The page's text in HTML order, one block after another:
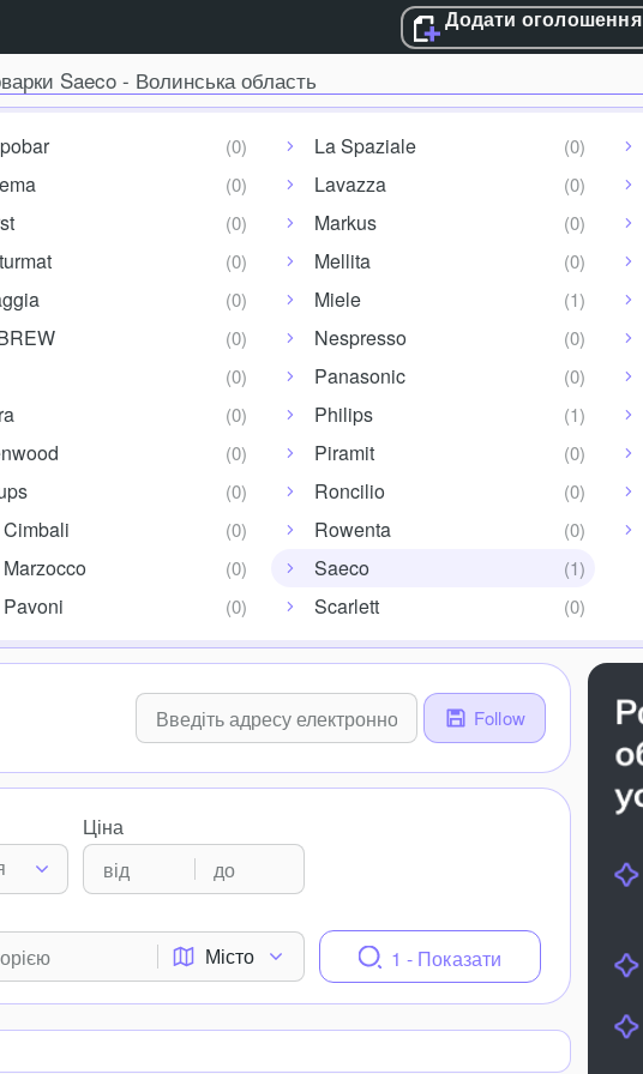
Додати оголошення
Saeco - Волинська область
La Spaziale
Lavazza
Markus
Mellita
Miele
Nespresso
Panasonic
Philips
Piramit
Roncilio
Rowenta
Saeco
Scarlett
Follow
Ціна
Місто 1 - Показати